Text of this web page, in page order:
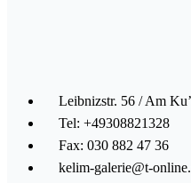
Leibnizstr. 56 / Am
Tel: +49308821328
Fax: 030 882 47 36
kelim-galerie@t-